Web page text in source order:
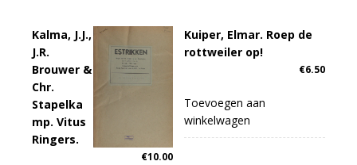
Kalma, J.J.,
J.R.
Brouwer &
Chr.
Stapelka
mp. Vitus
Ringers.
€10.00
Kuiper, Elmar. Roep de
rottweiler op!
€6.50
Toevoegen aan
winkelwagen